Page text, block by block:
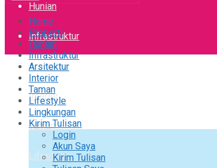
Hunian
Infrastruktur
Arsitektur
Interior
Taman
Lifestyle
Home
Properti
Hunian
Infrastruktur
Arsitektur
Interior
Taman
Lifestyle
Lingkungan
Kirim Tulisan
Login
Akun Saya
Kirim Tulisan